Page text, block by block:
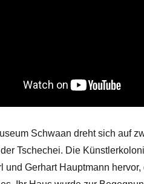
Schwaan dreht sich auf
Tschechei. Die
und Gerhart Hauptmann